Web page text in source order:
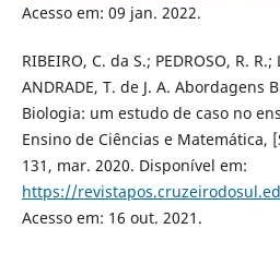
Acesso em: 09 jan. 2022.
RIBEIRO, C. da S.; PEDROSO, R.
ANDRADE, T. de J. A. Abordagens
Biologia: um estudo de caso no
Ensino de Ciências e Matemática,
131, mar. 2020. Disponível em:
https://
Acesso em: 16 out. 2021.